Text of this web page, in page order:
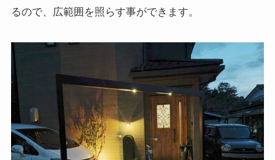
るので、広範囲を照らす事ができます。